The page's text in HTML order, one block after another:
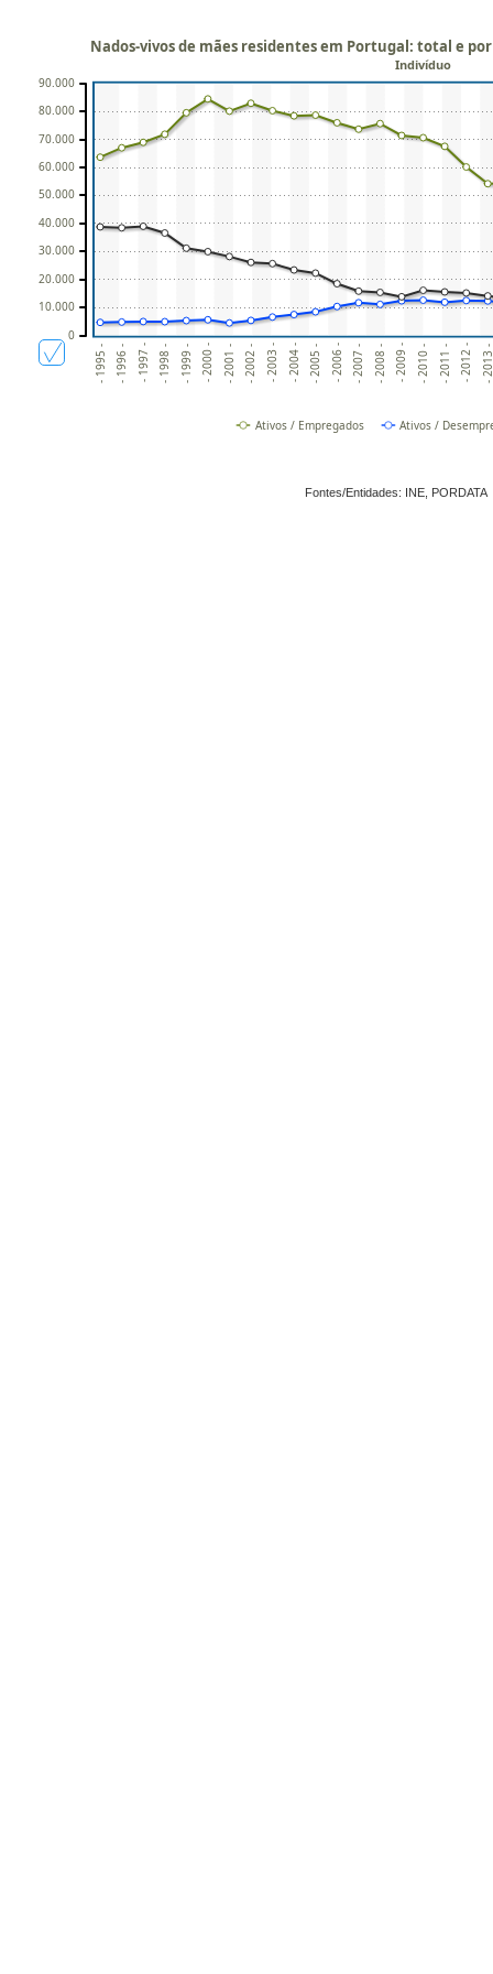
- 1995 - - 1996 - - 1997 - - 1998 - - 1999 - - 2000 - - 2001 - - 2002 - - 2003 - - 2004 - - 2005 - - 2006 - - 2007 - - 2008 - - 2009 - - 2010 - - 2011 - - 2012 - -
Nados-vivos de mães residentes em Portugal: total e
Indivíduo
0
10.000
20.000
30.000
40.000
50.000
60.000
70.000
80.000
90.000
Ativos / Empregados Ativos /
Fontes/Entidades: INE, PORDATA